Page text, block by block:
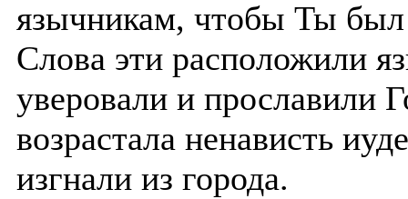
язычникам, чтобы Ты был
Слова эти расположили
уверовали и прославили
возрастала ненависть
изгнали из города.